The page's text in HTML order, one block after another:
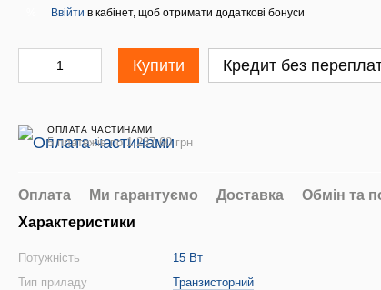
Ввійти в кабінет, щоб отримати додаткові бонуси
Купити Кредит без
ОПЛАТА ЧАСТИНАМИ
5 платежів по 1 237.60 грн
Оплата Ми гарантуємо Доставка
Обмін та
Характеристики
Потужність
15 Вт
Тип приладу
Транзисторний